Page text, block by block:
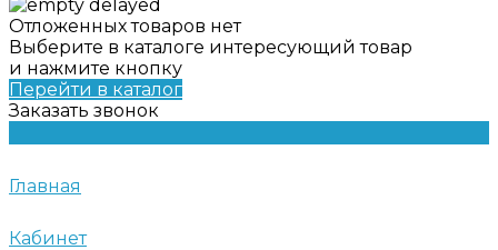
Отложенных товаров нет
Выберите в каталоге интересующий товар
и нажмите кнопку
Перейти в каталог
Заказать звонок
Главная
Кабинет